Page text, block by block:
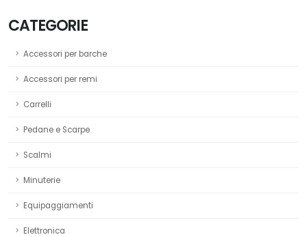
CATEGORIE
Accessori per barche
Accessori per remi
Carrelli
Pedane e Scarpe
Scalmi
Minuterie
Equipaggiamenti
Elettronica